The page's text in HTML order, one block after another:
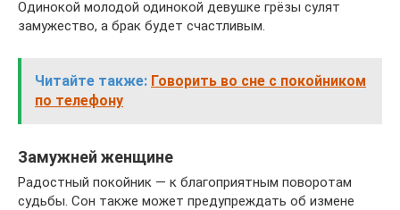
Одинокой молодой одинокой девушке грёзы сулят
замужество, а брак будет счастливым.
Читайте также: Говорить во сне с покойником
по телефону
Замужней женщине
Радостный покойник — к благоприятным поворотам
судьбы. Сон также может предупреждать об измене